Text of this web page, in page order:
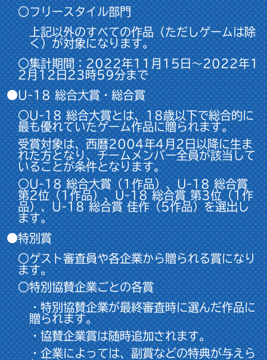
○フリースタイル部門
上記以外のすべての作品（ただしゲームは除
く）が対象になります。
○集計期間：2022年11月15日～2022年1
2月12日23時59分まで
●U-18 総合大賞・総合賞
○U-18 総合大賞とは、18歳以下で総合的に
最も優れていたゲーム作品に贈られます。
受賞対象は、西暦2004年4月2日以降に生ま
れた方となり、チームメンバー全員が該当して
いることが条件となります。
○U-18 総合大賞（1作品）、U-18 総合賞
第2位（1作品）、U-18 総合賞 第3位（1作
品）、U-18 総合賞 佳作（5作品）を選出し
ます。
●特別賞
○ゲスト審査員や各企業から贈られる賞になり
ます。
○特別協賛企業ごとの各賞
・特別協賛企業が最終審査時に選んだ作品に
贈られます。
・協賛企業賞は随時追加されます。
・企業によっては、副賞などの特典が与えら